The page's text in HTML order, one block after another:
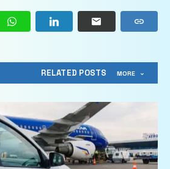
RELATED POSTS MORE